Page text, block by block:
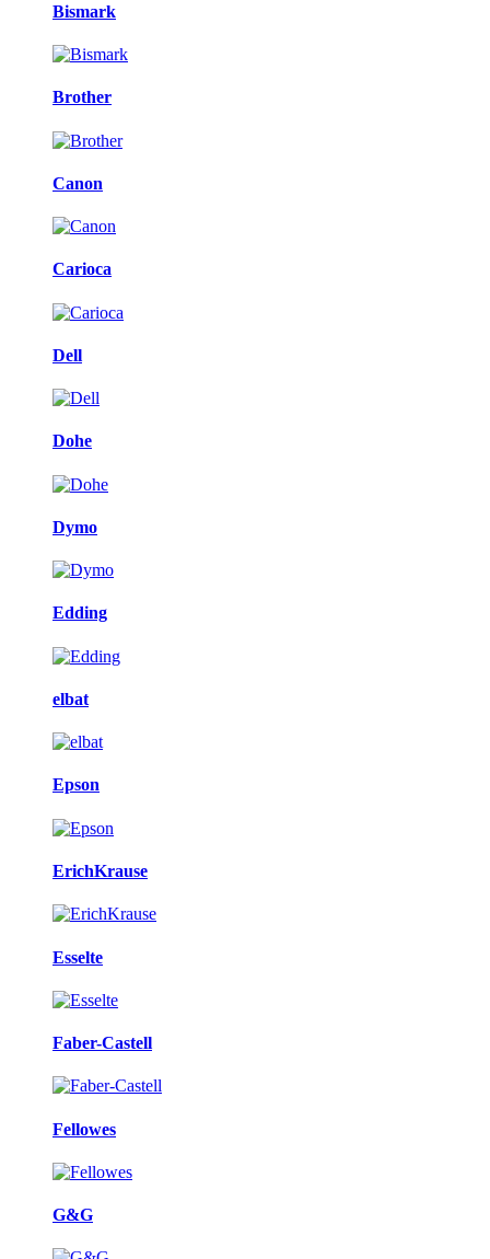
Bismark
Brother
Canon
Carioca
Dell
Dohe
Dymo
Edding
elbat
Epson
ErichKrause
Esselte
Faber-Castell
Fellowes
G&G